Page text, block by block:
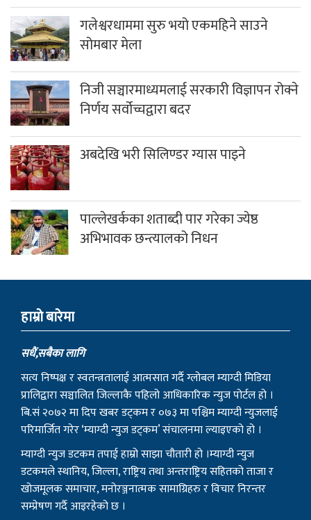
गलेश्वरधाममा सुरु भयो एकमहिने साउने
सोमबार मेला
निजी सञ्चारमाध्यमलाई सरकारी विज्ञापन रोक्ने
निर्णय सर्वोच्चद्वारा बदर
अबदेखि भरी सिलिण्डर ग्यास पाइने
पाल्लेखर्कका शताब्दी पार गरेका ज्येष्ठ
अभिभावक छन्त्यालको निधन
हाम्राे बारेमा
सधैं,सबैका लागि
सत्य निष्पक्ष र स्वतन्त्रतालाई आत्मसात गर्दै ग्लोबल म्याग्दी मिडिया
प्रालिद्वारा सञ्चालित जिल्लाकै पहिलो आधिकारिक न्युज पोर्टल हो ।
बि.सं २०७२ मा दिप खबर डट्कम र ०७३ मा पश्चिम म्याग्दी न्युजलाई
परिमार्जित गरेर ‘म्याग्दी न्युज डट्कम’ संचालनमा ल्याइएको हो ।
म्याग्दी न्युज डटकम तपाई हाम्रो साझा चौतारी हो ।म्याग्दी न्युज
डटकमले स्थानिय, जिल्ला, राष्ट्रिय तथा अन्तराष्ट्रिय सहितको ताजा र
खोजमूलक समाचार, मनोरञ्जनात्मक सामाग्रिहरु र विचार निरन्तर
सम्प्रेषण गर्दै आइरहेको छ ।